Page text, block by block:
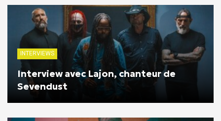
INTERVIEWS
Interview avec Lajon, chanteur de
Sevendust